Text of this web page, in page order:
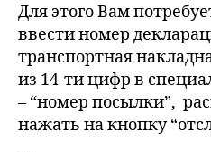
Для этого Вам
ввести номер
транспортная
из 14-ти цифр в
– “номер посылки”,
нажать на кнопку